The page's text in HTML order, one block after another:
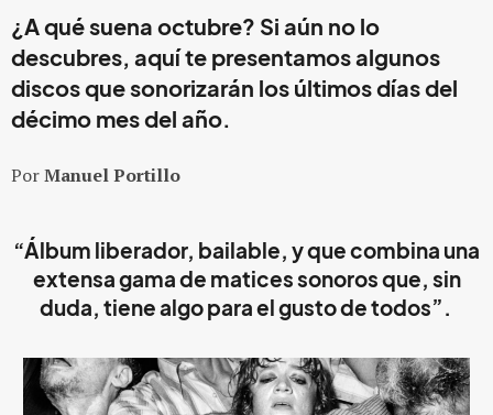
¿A qué suena octubre? Si aún no lo
descubres, aquí te presentamos algunos
discos que sonorizarán los últimos días del
décimo mes del año.
PorManuel Portillo
“Álbum liberador, bailable, y que combina una
extensa gama de matices sonoros que, sin
duda, tiene algo para el gusto de todos”.